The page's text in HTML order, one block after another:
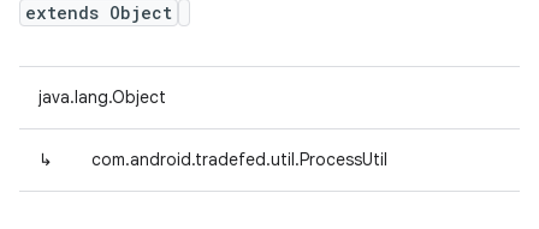
extends Object
java.lang.Object
↳ com.android.tradefed.util.ProcessUtil